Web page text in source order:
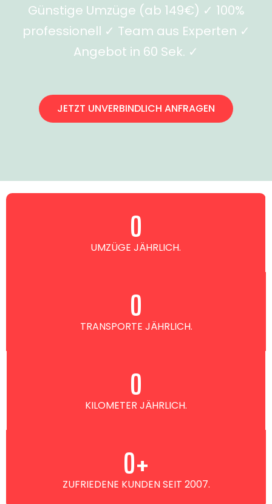
Günstige Umzüge (ab 149€) ✓ 100%
professionell ✓ Team aus Experten ✓
Angebot in 60 Sek. ✓
JETZT UNVERBINDLICH ANFRAGEN
UMZÜGE JÄHRLICH.
0
TRANSPORTE JÄHRLICH.
0
KILOMETER JÄHRLICH.
0
ZUFRIEDENE KUNDEN SEIT 2007.
0+